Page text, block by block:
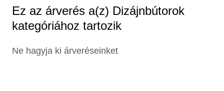
Ez az árverés a(z) Dizájnbútorok
kategóriához tartozik
Ne hagyja ki árveréseinket